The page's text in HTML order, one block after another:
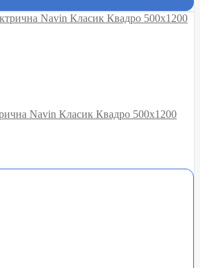
Navin Класик Квадро 500х1200